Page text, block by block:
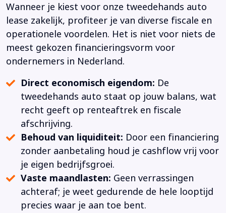
Wanneer je kiest voor onze tweedehands auto
lease zakelijk, profiteer je van diverse fiscale en
operationele voordelen. Het is niet voor niets de
meest gekozen financieringsvorm voor
ondernemers in Nederland.
Direct economisch eigendom: De
tweedehands auto staat op jouw balans, wat
recht geeft op renteaftrek en fiscale
afschrijving.
Behoud van liquiditeit: Door een financiering
zonder aanbetaling houd je cashflow vrij voor
je eigen bedrijfsgroei.
Vaste maandlasten: Geen verrassingen
achteraf; je weet gedurende de hele looptijd
precies waar je aan toe bent.